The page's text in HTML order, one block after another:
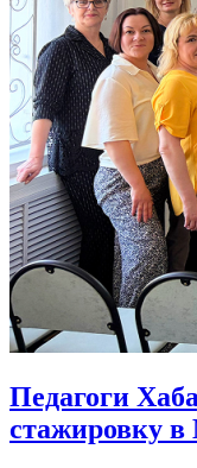
Педагоги
стажировку